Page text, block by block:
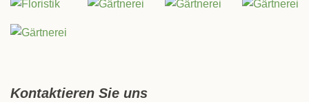
Kontaktieren Sie uns